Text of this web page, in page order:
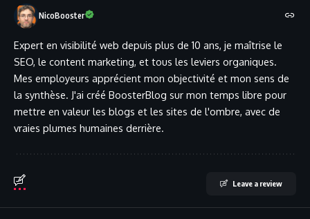
NicoBooster
Expert en visibilité web depuis plus de 10 ans, je maîtrise le
SEO, le content marketing, et tous les leviers organiques.
Mes employeurs apprécient mon objectivité et mon sens de
la synthèse. J'ai créé BoosterBlog sur mon temps libre pour
mettre en valeur les blogs et les sites de l'ombre, avec de
vraies plumes humaines derrière.
Leave a review